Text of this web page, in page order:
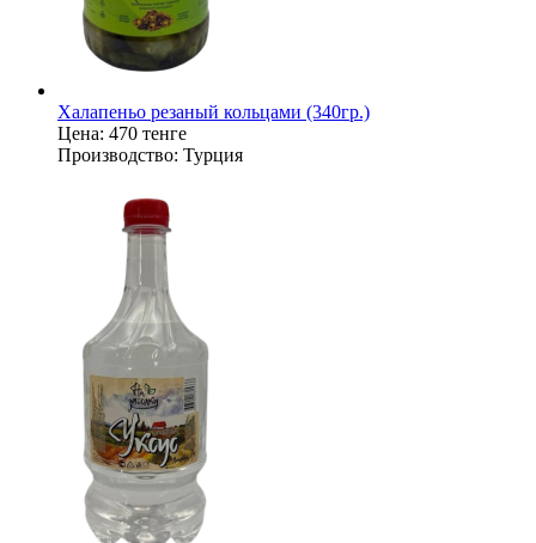
Халапеньо резаный кольцами (340гр.)
Цена: 470 тенге
Производство: Турция